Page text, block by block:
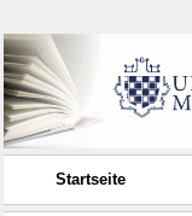
Startseite